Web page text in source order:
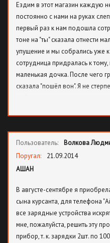
Ездим в этот магазин каждую
постоянно с нами на руках
первый раз к нам подошла
тоне на "ты" сказала отнести
упущение и мы собрались уже
сотрудница придралась к
маленькая дочка. После чего
сказала "пошёл вон". Я не
меня больше в магазин не
попадает ей по ноге.
матом (!) слова типа "ты
малолетних детях и
ещё хамства с ее стороны ( (
Пользователь:
Волкова
Поругал:
21.09.2014
АШАН
В августе-сентябре я
сына курсанта, для телефона
все зарядные устройства
мне, пожалуйста, решить эту
прибор, т. к. зарядки 2шт. по